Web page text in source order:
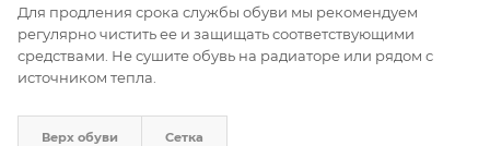
Для продления срока службы обуви мы рекомендуем
регулярно чистить ее и защищать соответствующими
средствами. Не сушите обувь на радиаторе или рядом с
источником тепла.
Верх обуви Сетка